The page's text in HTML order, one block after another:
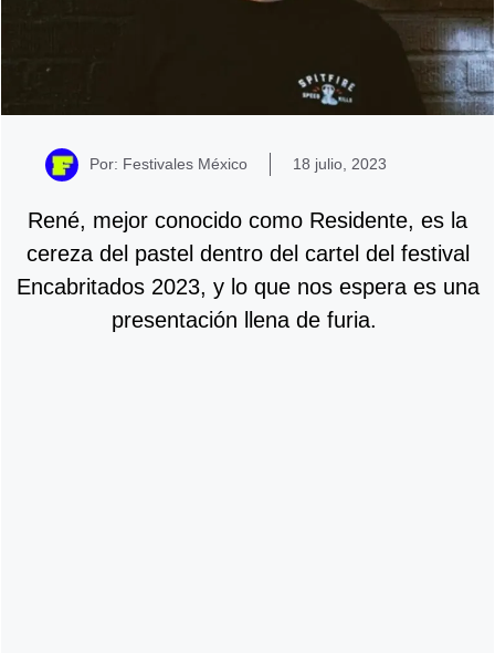
Por: Festivales México 18 julio, 2023
René, mejor conocido como Residente, es la
cereza del pastel dentro del cartel del festival
Encabritados 2023, y lo que nos espera es una
presentación llena de furia.